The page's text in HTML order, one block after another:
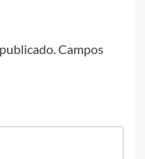
Campos